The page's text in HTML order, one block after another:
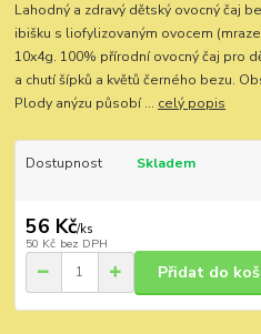
Lahodný a zdravý dětský ovocný čaj
ibišku s liofylizovaným ovocem
10x4g. 100% přírodní ovocný čaj pro
a chutí šípků a květů černého bezu.
Plody anýzu působí ... celý popis
Dostupnost Skladem
56 Kč/ks
50 Kč bez DPH
Přidat do